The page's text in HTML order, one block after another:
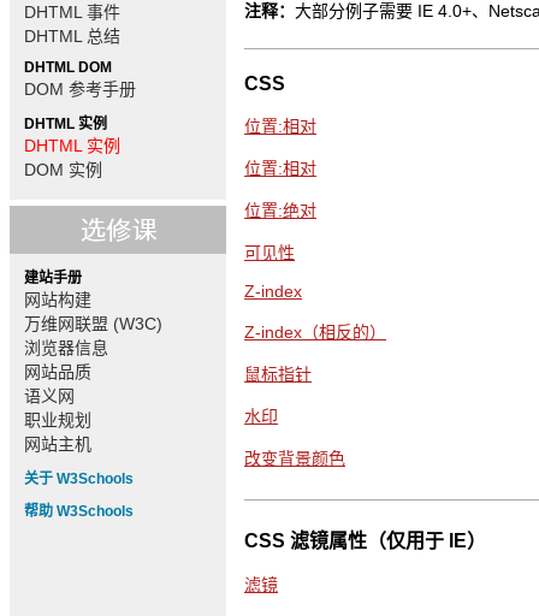
DHTML 事件
DHTML 总结
DHTML DOM
DOM 参考手册
DHTML 实例
DHTML 实例
DOM 实例
建站手册
网站构建
万维网联盟 (W3C)
浏览器信息
网站品质
语义网
职业规划
网站主机
关于 W3Schools
帮助 W3Schools
注释： 大部分例子需要 IE 4.0+、
CSS
位置:相对
位置:相对
位置:绝对
可见性
Z-index
Z-index（相反的）
鼠标指针
水印
改变背景颜色
CSS 滤镜属性（仅用于 IE）
滤镜